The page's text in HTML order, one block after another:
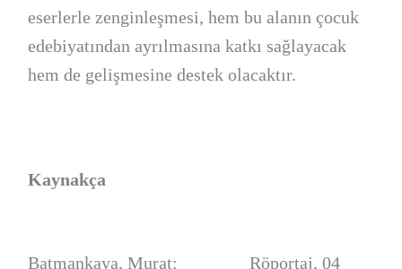
eserlerle zenginleşmesi, hem bu alanın çocuk
edebiyatından ayrılmasına katkı sağlayacak
hem de gelişmesine destek olacaktır.
Kaynakça
Batmankaya, Murat: Röportaj, 04